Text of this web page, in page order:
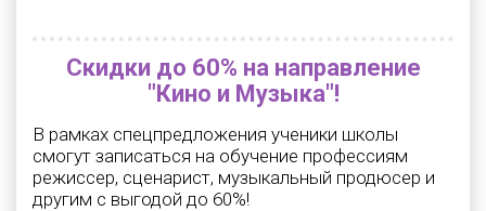
Скидки до 60% на направление
"Кино и Музыка"!
В рамках спецпредложения ученики школы
смогут записаться на обучение профессиям
режиссер, сценарист, музыкальный продюсер и
другим с выгодой до 60%!